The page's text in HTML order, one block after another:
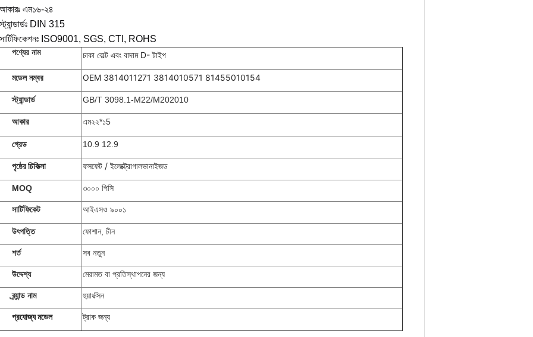
এম১৬-২৪
DIN 315
ISO9001, SGS, CTI, ROHS
পণ্যের নাম চাকা বোল্ট এবং বাদাম D- টাইপ
মডেল নম্বর OEM 3814011271 3814010571 81455010154
স্ট্যান্ডার্ড GB/T 3098.1-M22/M202010
আকার এম২২*১5
গ্রেড 10.9 12.9
পৃষ্ঠের চিকিত্সা ফসফেট / ইলেক্ট্রোগালভানাইজড
MOQ ৩০০০ পিসি
সার্টিফিকেট আইএসও ৯০০১
উৎপত্তি ফোশান, চীন
শর্ত সব নতুন
উদ্দেশ্য মেরামত বা প্রতিস্থাপনের জন্য
ব্র্যান্ড নাম হুয়াংক্সিন
প্রযোজ্য মডেল ট্রাক জন্য